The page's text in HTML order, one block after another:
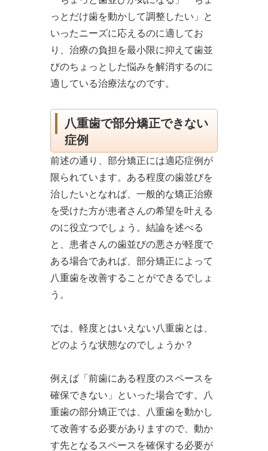
っとだけ歯を動かして調整したい」と
いったニーズに応えるのに適してお
り、治療の負担を最小限に抑えて歯並
びのちょっとした悩みを解消するのに
適している治療法なのです。
八重歯で部分矯正できない
症例
前述の通り、部分矯正には適応症例が
限られています。ある程度の歯並びを
治したいとなれば、一般的な矯正治療
を受けた方が患者さんの希望を叶える
のに役立つでしょう。結論を述べる
と、患者さんの歯並びの悪さが軽度で
ある場合であれば、部分矯正によって
八重歯を改善することができるでしょ
う。
では、軽度とはいえない八重歯とは、
どのような状態なのでしょうか？
例えば「前歯にある程度のスペースを
確保できない」といった場合です。八
重歯の部分矯正では、八重歯を動かし
て改善する必要がありますので、動か
す先となるスペースを確保する必要が